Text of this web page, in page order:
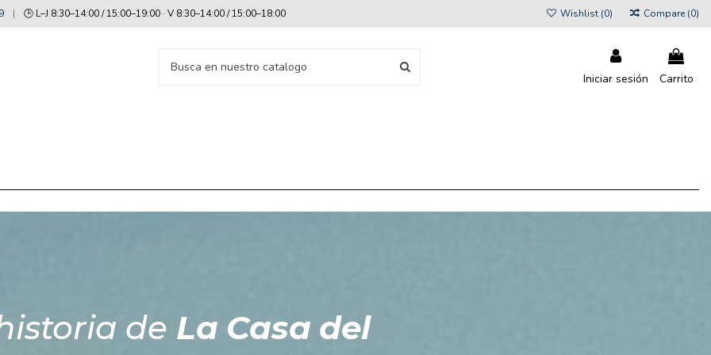
| 🕒 L–J 8:30–14:00 / 15:00–19:00 · V 8:30–14:00 / 15:00–18:00 Wishlist (0) Compare (0)
Iniciar sesión Carrito
de La Casa del